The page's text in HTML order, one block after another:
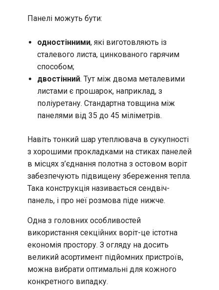
Панелі можуть бути:
одностінними, які виготовляють із
сталевого листа, цинкованого гарячим
способом;
двостінний. Тут між двома металевими
листами є прошарок, наприклад, з
поліуретану. Стандартна товщина між
панелями від 35 до 45 міліметрів.
Навіть тонкий шар утеплювача в сукупності
з хорошими прокладками на стиках панелей
в місцях з’єднання полотна з остовом воріт
забезпечують підвищену збереження тепла.
Така конструкція називається сендвіч-
панель, і про неї розмова піде нижче.
Одна з головних особливостей
використання секційних воріт-це істотна
економія простору. З огляду на досить
великий асортимент підйомних пристроїв,
можна вибрати оптимальні для кожного
конкретного випадку.